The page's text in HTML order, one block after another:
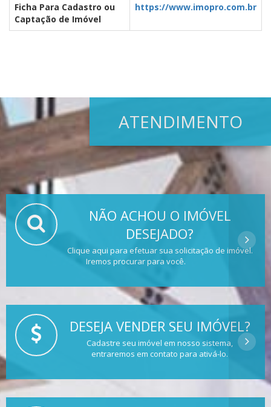
Ficha Para Cadastro ou
Captação de Imóvel
https://www.imopro.com.br
ATENDIMENTO
NÃO ACHOU O IMÓVEL
DESEJADO?
Clique aqui para efetuar sua solicitação de imóvel.
Iremos procurar para você.
DESEJA VENDER SEU IMÓVEL?
Cadastre seu imóvel em nosso sistema,
entraremos em contato para ativá-lo.